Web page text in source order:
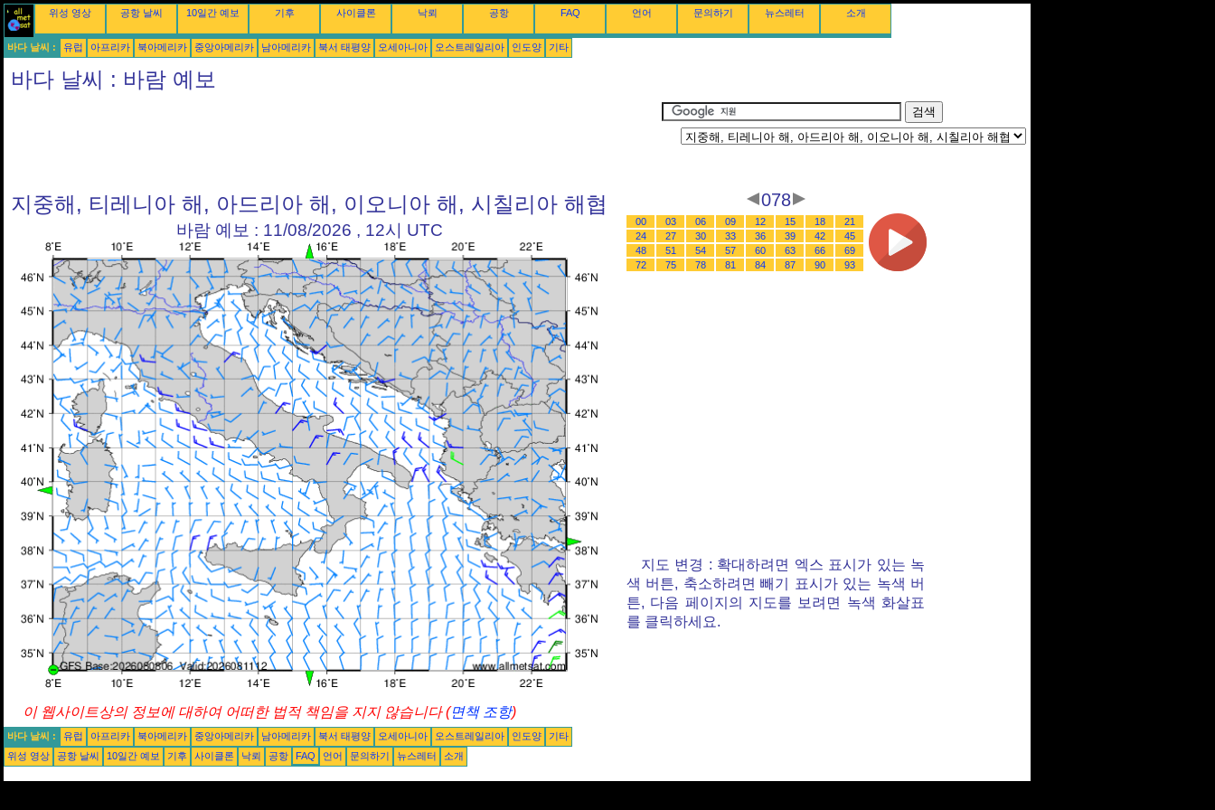
위성 영상 공항 날씨 10일간 예보 기후 사이클론 낙뢰 공항 FAQ 언어 문의하기 뉴스레터 소개
바다 날씨 : 유럽 아프리카 북아메리카 중앙아메리카 남아메리카 북서 태평양 오세아니아 오스트레일리아 인도양 기타
바다 날씨 : 바람 예보
지중해, 티레니아 해, 아드리아 해, 이오니아 해, 시칠리아 해협
바람 예보 : 11/08/2026 , 12시 UTC
078
00 03 06 09 12 15 18
21
24
27 30 33 36 39 42
45
48
51 54 57 60 63 66
69
72
75 78 81 84 87 90 93
지도 변경 : 확대하려면 엑스 표시가 있는 녹
색 버튼, 축소하려면 빼기 표시가 있는 녹색 버
튼, 다음 페이지의 지도를 보려면 녹색 화살표
를 클릭하세요.
이 웹사이트상의 정보에 대하여 어떠한 법적 책임을 지지 않습니다 (면책 조항)
바다 날씨 : 유럽 아프리카 북아메리카 중앙아메리카 남아메리카 북서 태평양 오세아니아 오스트레일리아 인도양
기타
위성 영상
공항 날씨 10일간 예보 기후 사이클론 낙뢰 공항 FAQ 언어 문의하기 뉴스레터 소개